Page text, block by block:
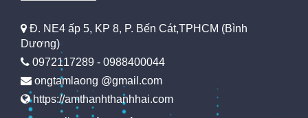
Đ. NE4 ấp 5, KP 8, P. Bến Cát,TPHCM (Bình
Dương)
0972117289 - 0988400044
ongtamlaong @gmail.com
https://amthanhthanhhai.com